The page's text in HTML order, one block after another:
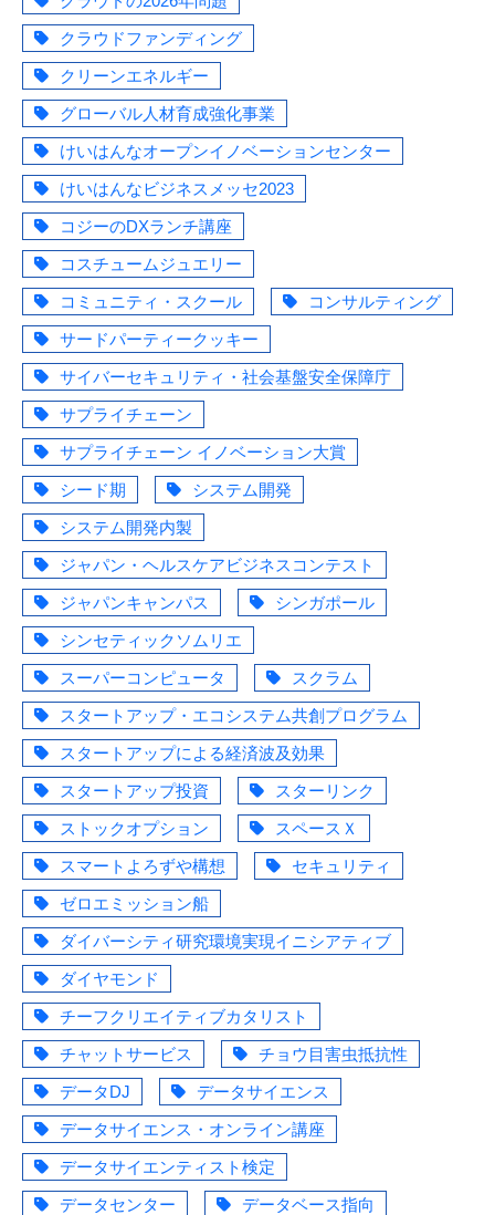
クラウドファンディング
クリーンエネルギー
グローバル人材育成強化事業
けいはんなオープンイノベーションセンター
けいはんなビジネスメッセ2023
コジーのDXランチ講座
コスチュームジュエリー
コミュニティ・スクール
コンサルティング
サードパーティークッキー
サイバーセキュリティ・社会基盤安全保障庁
サプライチェーン
サプライチェーン イノベーション大賞
シード期
システム開発
システム開発内製
ジャパン・ヘルスケアビジネスコンテスト
ジャパンキャンパス
シンガポール
シンセティックソムリエ
スーパーコンピュータ
スクラム
スタートアップ・エコシステム共創プログラム
スタートアップによる経済波及効果
スタートアップ投資
スターリンク
ストックオプション
スペースＸ
スマートよろずや構想
セキュリティ
ゼロエミッション船
ダイバーシティ研究環境実現イニシアティブ
ダイヤモンド
チーフクリエイティブカタリスト
チャットサービス
チョウ目害虫抵抗性
データDJ
データサイエンス
データサイエンス・オンライン講座
データサイエンティスト検定
データセンター
データベース指向